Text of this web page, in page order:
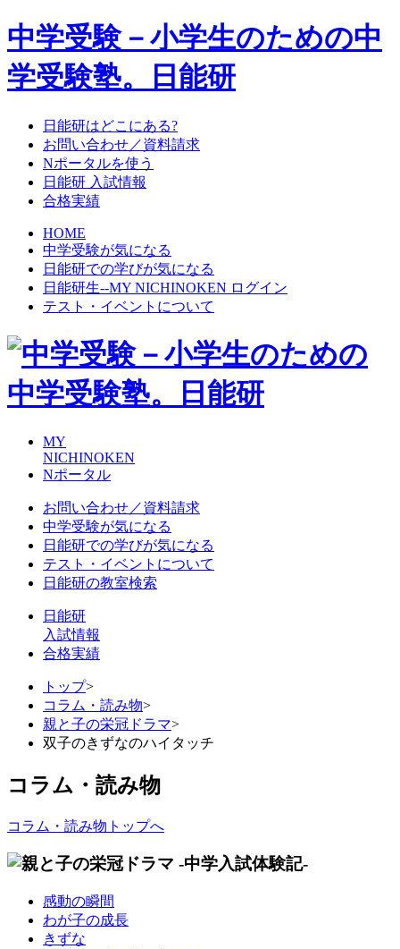
中学受験－小学生のための中
学受験塾。日能研
日能研はどこにある?
お問い合わせ／資料請求
Nポータルを使う
日能研 入試情報
合格実績
HOME
中学受験が気になる
日能研での学びが気になる
日能研生--MY NICHINOKEN ログイン
テスト・イベントについて
MY
NICHINOKEN
Nポータル
お問い合わせ／資料請求
中学受験が気になる
日能研での学びが気になる
テスト・イベントについて
日能研の教室検索
日能研
入試情報
合格実績
トップ>
コラム・読み物>
親と子の栄冠ドラマ>
双子のきずなのハイタッチ
コラム・読み物
コラム・読み物トップへ
感動の瞬間
わが子の成長
きずな